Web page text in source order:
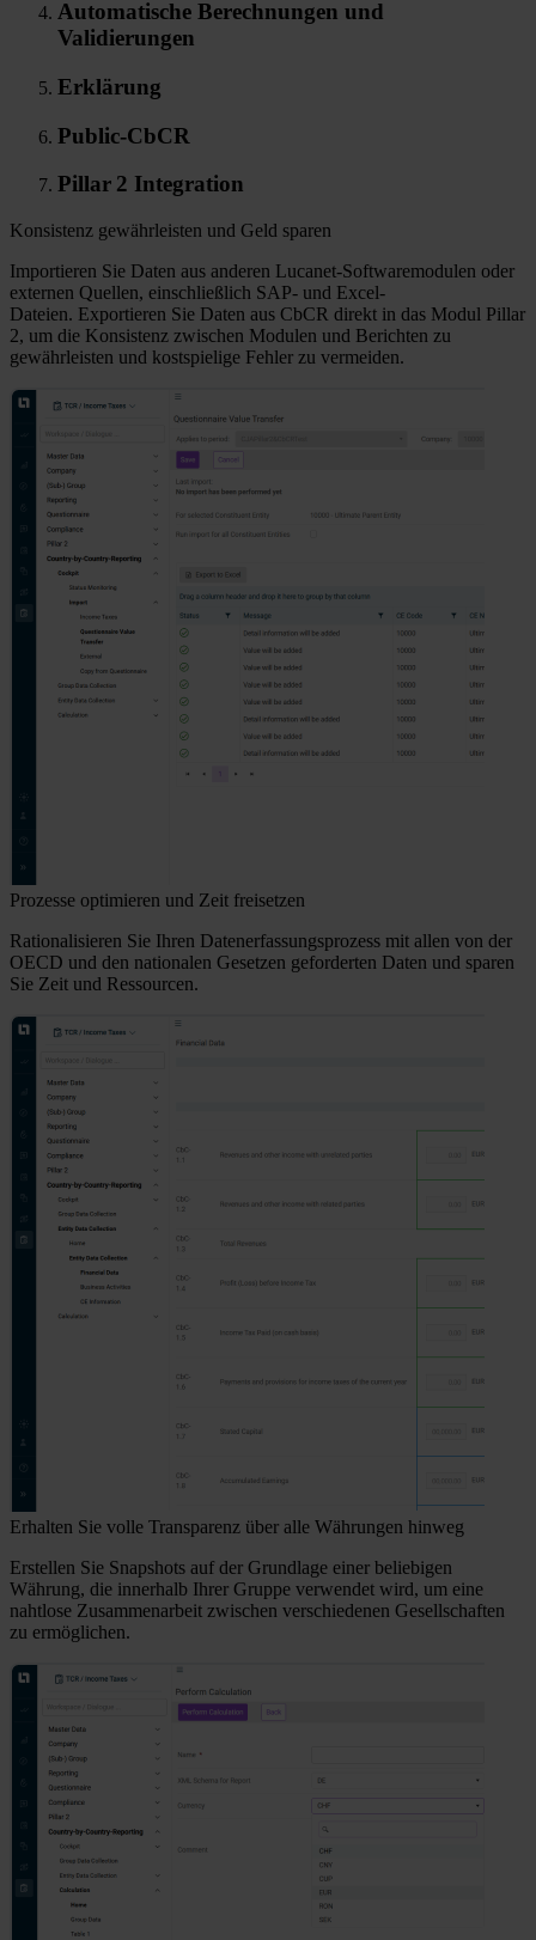
Automatische Berechnungen und
Validierungen
Erklärung
Public-CbCR
Pillar 2 Integration
Konsistenz gewährleisten und Geld sparen
Importieren Sie Daten aus anderen Lucanet-Softwaremodulen oder
externen Quellen, einschließlich SAP- und Excel-
Dateien. Exportieren Sie Daten aus CbCR direkt in das Modul Pillar
2, um die Konsistenz zwischen Modulen und Berichten zu
gewährleisten und kostspielige Fehler zu vermeiden.
Prozesse optimieren und Zeit freisetzen
Rationalisieren Sie Ihren Datenerfassungsprozess mit allen von der
OECD und den nationalen Gesetzen geforderten Daten und sparen
Sie Zeit und Ressourcen.
Erhalten Sie volle Transparenz über alle Währungen hinweg
Erstellen Sie Snapshots auf der Grundlage einer beliebigen
Währung, die innerhalb Ihrer Gruppe verwendet wird, um eine
nahtlose Zusammenarbeit zwischen verschiedenen Gesellschaften
zu ermöglichen.